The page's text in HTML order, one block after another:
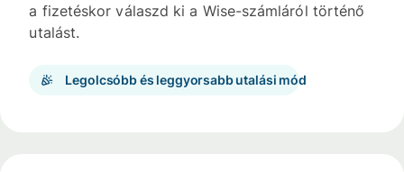
a fizetéskor válaszd ki a Wise-számláról történő
utalást.
Legolcsóbb és leggyorsabb utalási mód